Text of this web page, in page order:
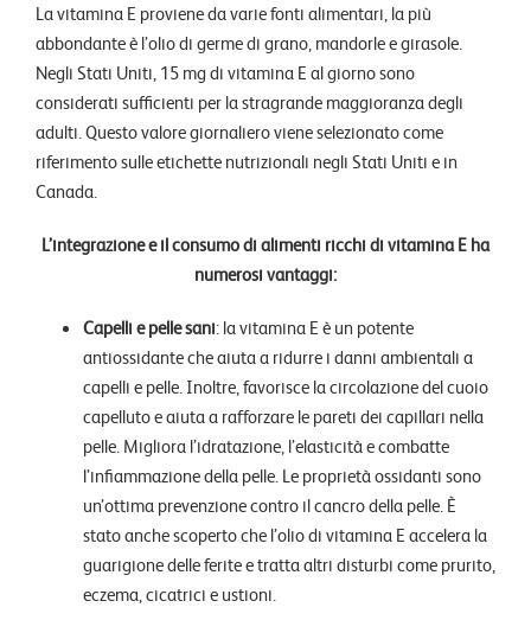
La vitamina E proviene da varie fonti alimentari, la più
abbondante è l’olio di germe di grano, mandorle e girasole.
Negli Stati Uniti, 15 mg di vitamina E al giorno sono
considerati sufficienti per la stragrande maggioranza degli
adulti. Questo valore giornaliero viene selezionato come
riferimento sulle etichette nutrizionali negli Stati Uniti e in
Canada.
L’integrazione e il consumo di alimenti ricchi di vitamina E ha
numerosi vantaggi:
Capelli e pelle sani: la vitamina E è un potente
antiossidante che aiuta a ridurre i danni ambientali a
capelli e pelle. Inoltre, favorisce la circolazione del cuoio
capelluto e aiuta a rafforzare le pareti dei capillari nella
pelle. Migliora l’idratazione, l’elasticità e combatte
l’infiammazione della pelle. Le proprietà ossidanti sono
un’ottima prevenzione contro il cancro della pelle. È
stato anche scoperto che l’olio di vitamina E accelera la
guarigione delle ferite e tratta altri disturbi come prurito,
eczema, cicatrici e ustioni.